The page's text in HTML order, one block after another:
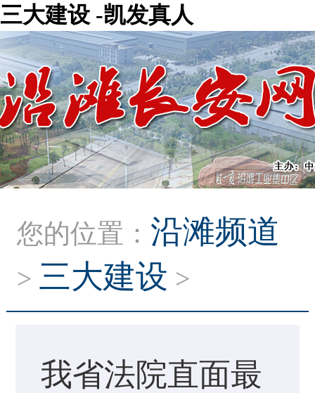
三大建设 -凯发真人
您的位置： 沿滩频道
> 三大建设 >
我省法院直面最